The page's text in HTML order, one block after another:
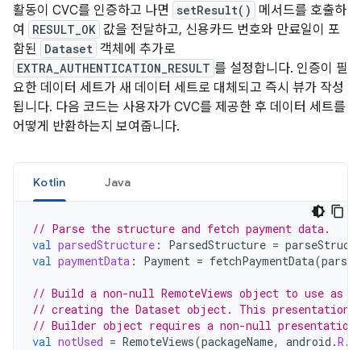
활동이 CVC를 인증하고 나면 setResult()
메서드를 호출하
여
RESULT_OK 값을 전달하고, 신용카드 번호와 만료일이 포
함된 Dataset 객체에 추가로
EXTRA_AUTHENTICATION_RESULT 를 설정합니다. 인증이 필
요한 데이터 세트가 새 데이터 세트로 대체되고 즉시 뷰가 작성
됩니다. 다음 코드는 사용자가 CVC를 제공한 후 데이터 세트를
어떻게 반환하는지 보여줍니다.
Kotlin Java
// Parse the structure and fetch payment data.
val parsedStructure : ParsedStructure =
val paymentData : Payment = fetchPaymentData(
// Build a non-null RemoteViews object to use as
// creating the Dataset object. This
// Builder object requires a non-null presentation.
val notUsed = RemoteViews(packageName, android .R .